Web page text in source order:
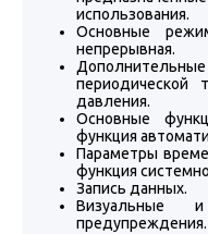
использования.
Основные
непрерывная.
периодической
давления.
Основные
функция
Параметры
функция
Запись данных.
Визуальные
предупреждения.